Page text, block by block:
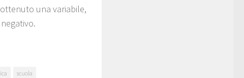
una variabile,
scuola